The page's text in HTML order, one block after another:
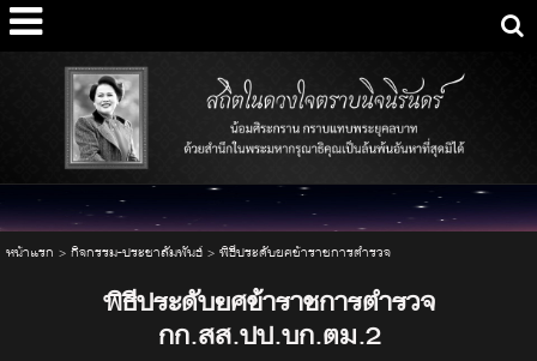
หน้าแรก > กิจกรรม-ประชาสัมพันธ์> พิธีประดับยศข้าราชการตำรวจ
พิธีประดับยศข้าราชการตำรวจ
กก.สส.ปป.บก.ตม.2